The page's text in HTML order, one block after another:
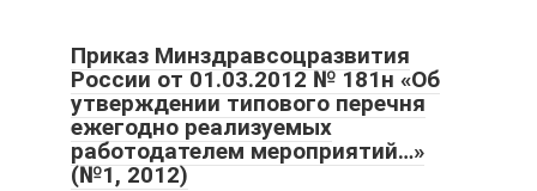
Приказ Минздравсоцразвития
России от 01.03.2012 № 181н «Об
утверждении типового перечня
ежегодно реализуемых
работодателем мероприятий…»
(№1, 2012)